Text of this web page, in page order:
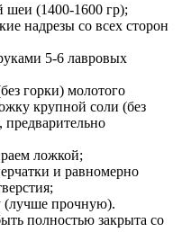
шеи (1400-1600 гр);
надрезы со всех сторон
5-6 лавровых
горки) молотого
крупной соли (без
предварительно
ложкой;
и равномерно
(лучше прочную).
полностью закрыта со